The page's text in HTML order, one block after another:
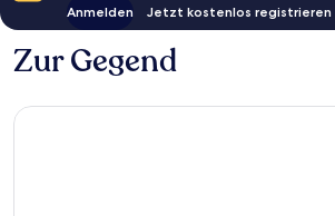
Anmelden Jetzt kostenlos registrieren
Zur Gegend